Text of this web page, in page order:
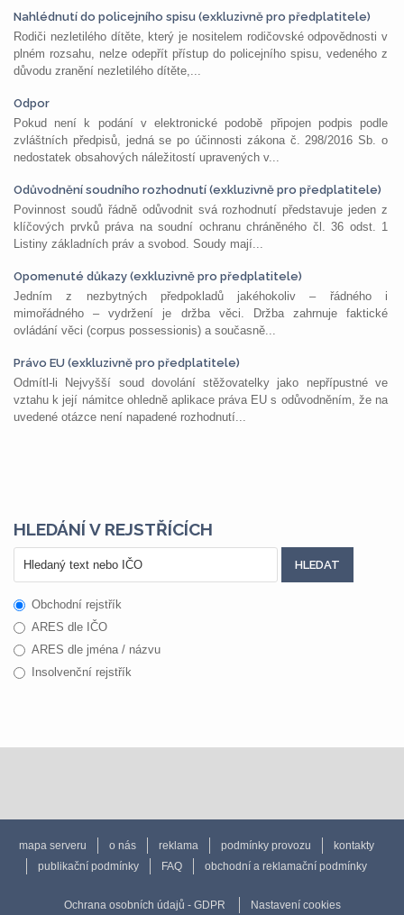
Nahlédnutí do policejního spisu (exkluzivně pro předplatitele)
Rodiči nezletilého dítěte, který je nositelem rodičovské odpovědnosti v
plném rozsahu, nelze odepřít přístup do policejního spisu, vedeného z
důvodu zranění nezletilého dítěte,...
Odpor
Pokud není k podání v elektronické podobě připojen podpis podle
zvláštních předpisů, jedná se po účinnosti zákona č. 298/2016 Sb. o
nedostatek obsahových náležitostí upravených v...
Odůvodnění soudního rozhodnutí (exkluzivně pro předplatitele)
Povinnost soudů řádně odůvodnit svá rozhodnutí představuje jeden z
klíčových prvků práva na soudní ochranu chráněného čl. 36 odst. 1
Listiny základních práv a svobod. Soudy mají...
Opomenuté důkazy (exkluzivně pro předplatitele)
Jedním z nezbytných předpokladů jakéhokoliv – řádného i
mimořádného – vydržení je držba věci. Držba zahrnuje faktické
ovládání věci (corpus possessionis) a současně...
Právo EU (exkluzivně pro předplatitele)
Odmítl-li Nejvyšší soud dovolání stěžovatelky jako nepřípustné ve
vztahu k její námitce ohledně aplikace práva EU s odůvodněním, že na
uvedené otázce není napadené rozhodnutí...
HLEDÁNÍ V REJSTŘÍCÍCH
Obchodní rejstřík
ARES dle IČO
ARES dle jména / názvu
Insolvenční rejstřík
mapa serveru o nás reklama podmínky provozu
kontakty
publikační podmínky
FAQ obchodní a reklamační podmínky
Ochrana osobních údajů - GDPR Nastavení cookies